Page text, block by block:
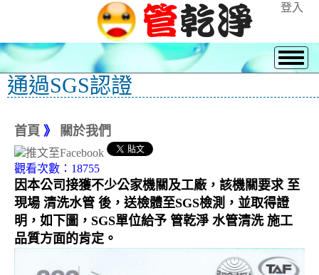
登入
通過SGS認證
首頁 》 關於我們
觀看次數：18755
因本公司接獲不少公家機關及工廠，該機關要求 至
現場 清洗水管 後，送檢體至SGS檢測，並取得證
明，如下圖，SGS單位給予 管乾淨 水管清洗 施工
品質方面的肯定。